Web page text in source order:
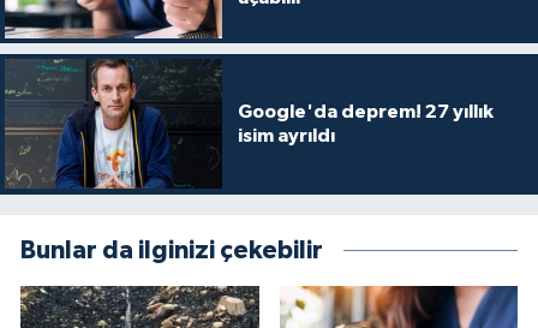
Google'da deprem! 27 yıllık
isim ayrıldı
Bunlar da ilginizi çekebilir